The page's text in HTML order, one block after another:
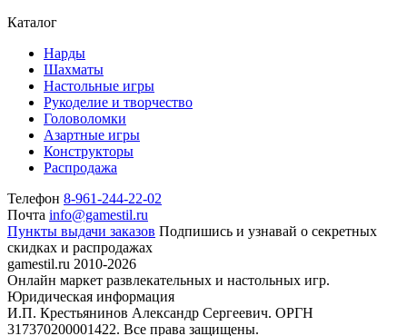
Каталог
Нарды
Шахматы
Настольные игры
Рукоделие и творчество
Головоломки
Азартные игры
Конструкторы
Распродажа
Телефон 8-961-244-22-02
Почта info@gamestil.ru
Пункты выдачи заказов Подпишись и узнавай о секретных
скидках и распродажах
gamestil.ru 2010-2026
Онлайн маркет развлекательных и настольных игр.
Юридическая информация
И.П. Крестьянинов Александр Сергеевич. ОРГН
317370200001422. Все права защищены.